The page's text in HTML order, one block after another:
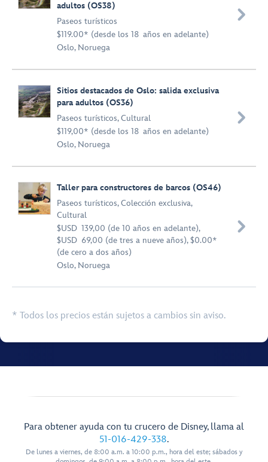
adultos (OS38)
Paseos turísticos
$119.00* (desde los 18 años en adelante)
Oslo, Noruega

Sitios destacados de Oslo: salida exclusiva
para adultos (OS36)
Paseos turísticos,Cultural
$119,00* (desde los 18 años en adelante)
Oslo, Noruega

Taller para constructores de barcos (OS46)
Paseos turísticos,Colección exclusiva,
Cultural
$USD 139,00 (de 10 años en adelante),
$USD 69,00 (de tres a nueve años), $0.00*
(de cero a dos años)
Oslo, Noruega

* Todos los precios están sujetos a cambios sin aviso.
Para obtener ayuda con tu crucero de Disney, llama al
51-016-429-338.
De lunes a viernes, de 8:00 a.m. a 10:00 p.m., hora del este; sábados y